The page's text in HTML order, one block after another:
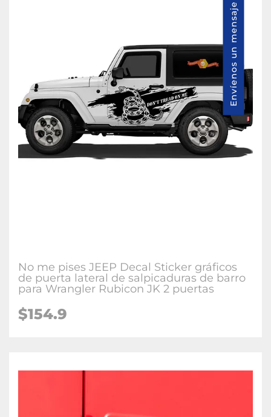
No me pises JEEP Decal Sticker gráficos
de puerta lateral de salpicaduras de barro
para Wrangler Rubicon JK 2 puertas
$154.9
Envíenos un mensaje